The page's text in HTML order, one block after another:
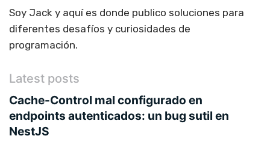
Soy Jack y aquí es donde publico soluciones para
diferentes desafíos y curiosidades de
programación.
Latest posts
Cache-Control mal configurado en
endpoints autenticados: un bug sutil en
NestJS